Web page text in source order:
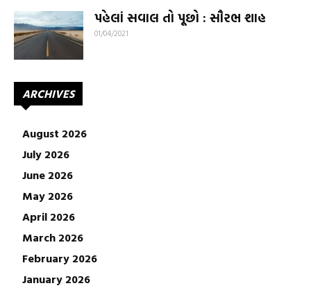
પહેલાં સવાલ તો પૂછો : સૌરભ શાહ
01/04/2021
ARCHIVES
August 2026
July 2026
June 2026
May 2026
April 2026
March 2026
February 2026
January 2026